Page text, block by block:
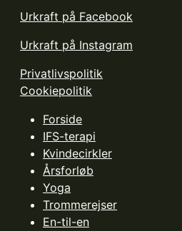
Urkraft på Facebook
Urkraft på Instagram
Privatlivspolitik
Cookiepolitik
Forside
IFS-terapi
Kvindecirkler
Årsforløb
Yoga
Trommerejser
En-til-en